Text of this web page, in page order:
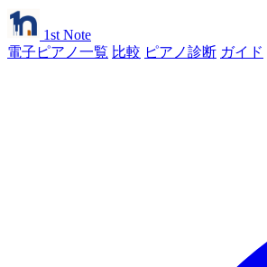
1st Note
電子ピアノ一覧 比較 ピアノ診断 ガイド